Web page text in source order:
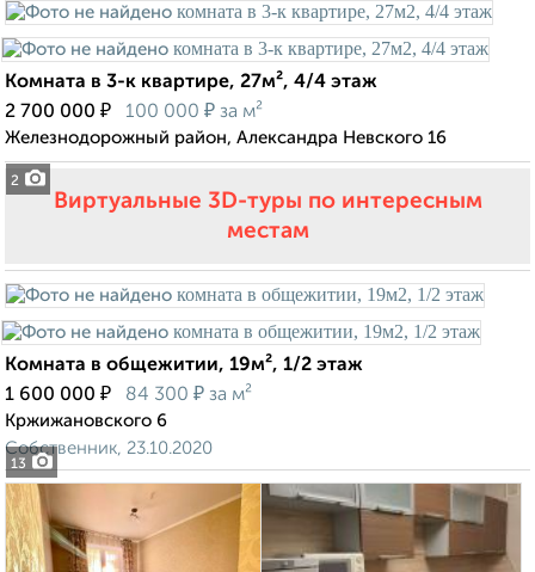
2
Комната в 3-к квартире, 27м², 4/4 этаж
2 700 000 ₽ 100 000 ₽ за м²
Железнодорожный район, Александра Невского 16
Виртуальные 3D-туры по интересным
местам
13
Комната в общежитии, 19м², 1/2 этаж
1 600 000 ₽ 84 300 ₽ за м²
Кржижановского 6
Собственник, 23.10.2020